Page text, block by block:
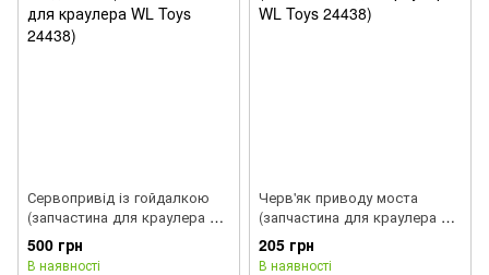
Сервопривід із гойдалкою
(запчастина для краулера WL
Toys 24438)
500 грн
В наявності
Черв'як приводу моста
(запчастина для краулера WL
Toys 24438)
205 грн
В наявності